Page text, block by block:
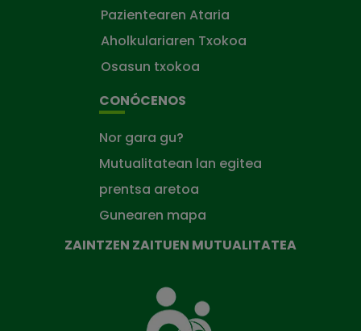
Pazientearen Ataria
Aholkulariaren Txokoa
Osasun txokoa
CONÓCENOS
Nor gara gu?
Mutualitatean lan egitea
prentsa aretoa
Gunearen mapa
ZAINTZEN ZAITUEN MUTUALITATEA
zaituen
Mutua